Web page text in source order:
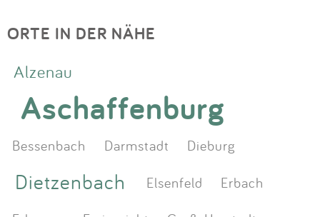
ORTE IN DER NÄHE
Alzenau
Aschaffenburg
Bessenbach Darmstadt Dieburg
Dietzenbach Elsenfeld
Erbach